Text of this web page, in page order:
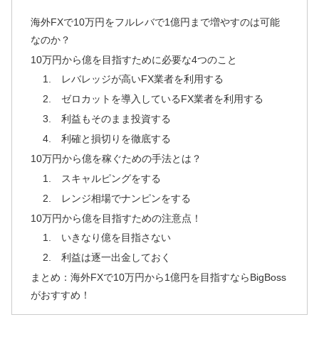
海外FXで10万円をフルレバで1億円まで増やすのは可能
なのか？
10万円から億を目指すために必要な4つのこと
1. レバレッジが高いFX業者を利用する
2. ゼロカットを導入しているFX業者を利用する
3. 利益もそのまま投資する
4. 利確と損切りを徹底する
10万円から億を稼ぐための手法とは？
1. スキャルピングをする
2. レンジ相場でナンピンをする
10万円から億を目指すための注意点！
1. いきなり億を目指さない
2. 利益は逐一出金しておく
まとめ：海外FXで10万円から1億円を目指すならBigBoss
がおすすめ！